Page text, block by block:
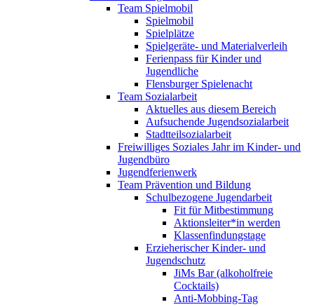
Team Spielmobil
Spielmobil
Spielplätze
Spielgeräte- und Materialverleih
Ferienpass für Kinder und
Jugendliche
Flensburger Spielenacht
Team Sozialarbeit
Aktuelles aus diesem Bereich
Aufsuchende Jugendsozialarbeit
Stadtteilsozialarbeit
Freiwilliges Soziales Jahr im Kinder- und
Jugendbüro
Jugendferienwerk
Team Prävention und Bildung
Schulbezogene Jugendarbeit
Fit für Mitbestimmung
Aktionsleiter*in werden
Klassenfindungstage
Erzieherischer Kinder- und
Jugendschutz
JiMs Bar (alkoholfreie
Cocktails)
Anti-Mobbing-Tag